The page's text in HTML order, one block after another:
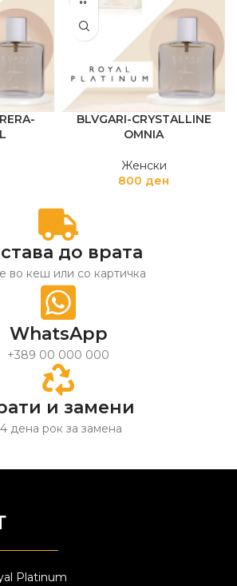
BLVGARI-CRYSTALLINE
OMNIA
Женски
800 ден
до врата
во кеш или со картичка
WhatsApp
+389 00 000 000
и замени
дена рок за замена
Platinum